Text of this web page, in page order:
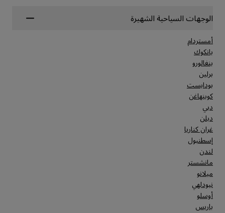
الوجهات السياحية الشهيرة
أمستردام
بانكوك
بنغالورو
برلين
بودابست
كوبنهاغن
دبي
دبلن
غران كناريا
إسطنبول
لندن
مانشستر
ميلانو
نيودلهي
أوسلو
باريس